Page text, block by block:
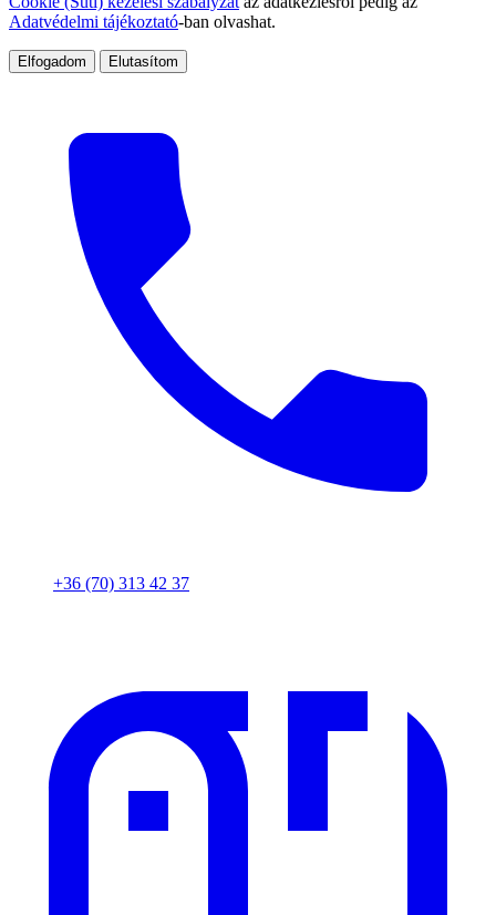
Adatvédelmi tájékoztató-ban olvashat.
Elfogadom Elutasítom
+36 (70) 313 42 37